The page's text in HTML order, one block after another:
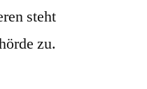
steht
zu.